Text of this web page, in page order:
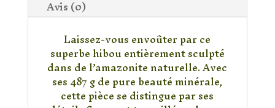
Pièce
Unique
Avis (0)
Laissez-vous envoûter par ce
superbe hibou entièrement sculpté
dans de l’amazonite naturelle. Avec
ses 487 g de pure beauté minérale,
cette pièce se distingue par ses